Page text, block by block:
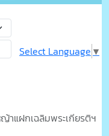
Select Language ▼
าแฝกเฉลิมพระเกียรติฯ